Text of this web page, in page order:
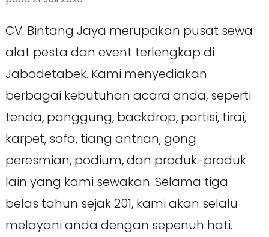
CV. Bintang Jaya merupakan pusat sewa
alat pesta dan event terlengkap di
Jabodetabek. Kami menyediakan
berbagai kebutuhan acara anda, seperti
tenda, panggung, backdrop, partisi, tirai,
karpet, sofa, tiang antrian, gong
peresmian, podium, dan produk-produk
lain yang kami sewakan. Selama tiga
belas tahun sejak 201, kami akan selalu
melayani anda dengan sepenuh hati.